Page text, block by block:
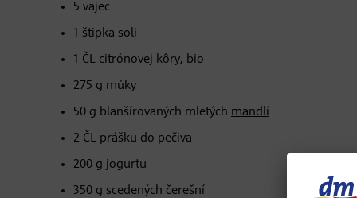
5 vajec
1 štipka soli
1 ČL citrónovej kôry, bio
275 g múky
50 g blanšírovaných mletých mandlí
2 ČL prášku do pečiva
200 g jogurtu
350 g scedených čerešní